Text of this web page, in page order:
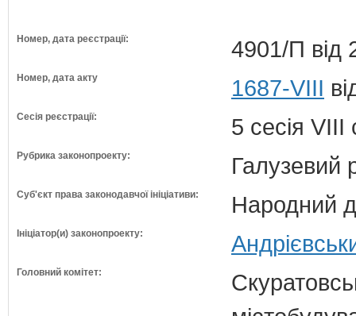
Номер, дата реєстрації: 4901/П від
Номер, дата акту 1687-VIII
Сесія реєстрації: 5 сесія VIII
Рубрика законопроекту: Галузевий
Суб'єкт права законодавчої ініціативи: Народний
Ініціатор(и) законопроекту:
Головний комітет: